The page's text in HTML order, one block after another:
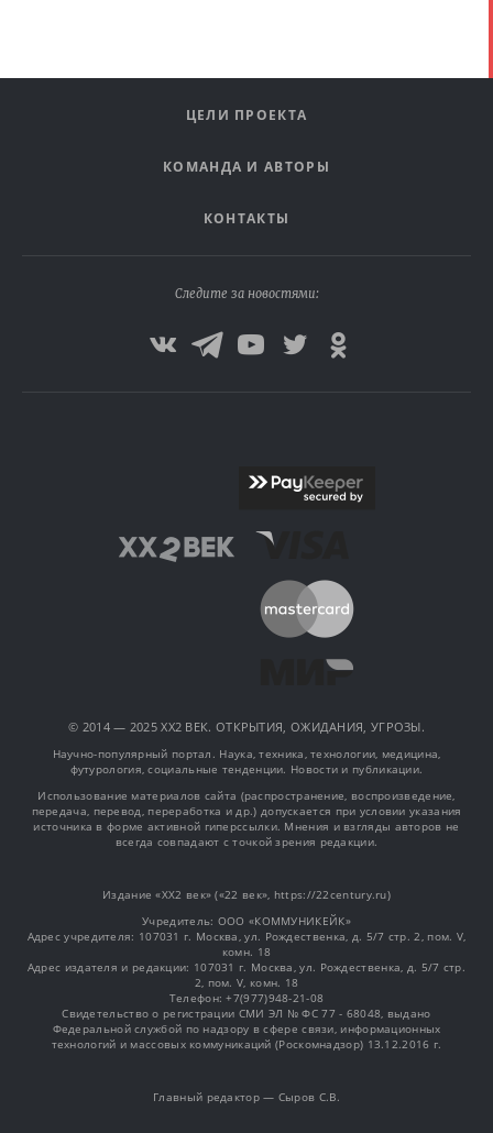
ЦЕЛИ ПРОЕКТА
КОМАНДА И АВТОРЫ
КОНТАКТЫ
Следите за новостями:
© 2014 — 2025 XX2 ВЕК. ОТКРЫТИЯ, ОЖИДАНИЯ, УГРОЗЫ.
Научно-популярный портал. Наука, техника, технологии, медицина,
футурология, социальные тенденции. Новости и публикации.
Использование материалов сайта (распространение, воспроизведение,
передача, перевод, переработка и др.) допускается при условии указания
источника в форме активной гиперссылки. Мнения и взгляды авторов не
всегда совпадают с точкой зрения редакции.
Издание «XX2 век» («22 век», https://22century.ru)
Учредитель: OOO «КОММУНИКЕЙК»
Адрес учредителя: 107031 г. Москва, ул. Рождественка, д. 5/7 стр. 2, пом. V,
комн. 18
Адрес издателя и редакции: 107031 г. Москва, ул. Рождественка, д. 5/7 стр.
2, пом. V, комн. 18
Телефон: +7(977)948-21-08
Свидетельство о регистрации СМИ ЭЛ № ФС 77 - 68048, выдано
Федеральной службой по надзору в сфере связи, информационных
технологий и массовых коммуникаций (Роскомнадзор) 13.12.2016 г.
Главный редактор — Сыров С.В.